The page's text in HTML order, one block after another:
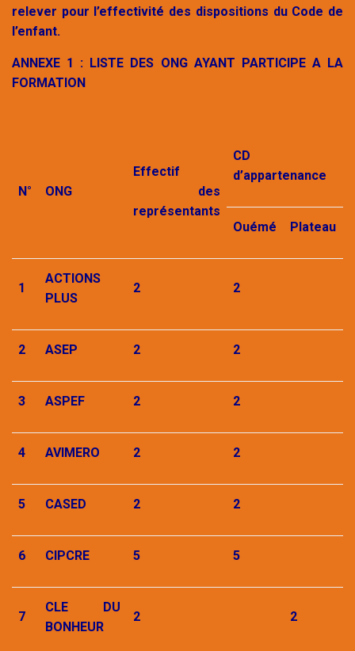
relever pour l’effectivité des dispositions du Code de
l’enfant.
ANNEXE 1 : LISTE DES ONG AYANT PARTICIPE A LA
FORMATION
N° ONG
Effectif
des
représentants
CD
d’appartenance
Ouémé Plateau
1
ACTIONS
PLUS
2 2
2 ASEP 2 2
3 ASPEF 2 2
4 AVIMERO 2 2
5 CASED 2 2
6 CIPCRE 5 5
7
CLE DU
BONHEUR
2 2